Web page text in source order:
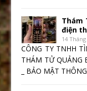
Thám
điện
14
CÔNG TY TNHH
THÁM TỬ QUẢNG
_ BẢO MẬT